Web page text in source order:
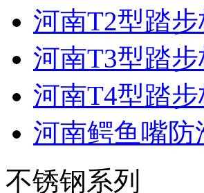
河南T2型踏步
河南T3型踏步
河南T4型踏步
河南鳄鱼嘴防
不锈钢系列